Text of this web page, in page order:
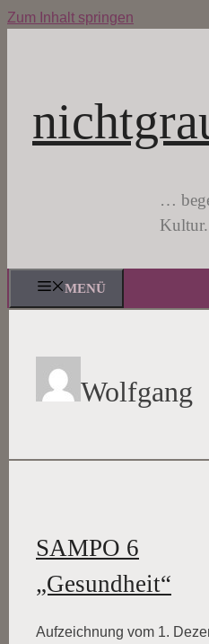
Zum Inhalt springen
…
Kultur.
MENÜ
Wolfgang
SAMPO 6
„Gesundheit“
Aufzeichnung vom 1.